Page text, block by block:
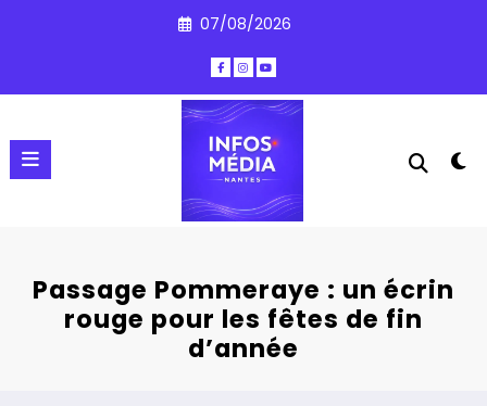
07/08/2026
Passage Pommeraye : un écrin
rouge pour les fêtes de fin
d’année